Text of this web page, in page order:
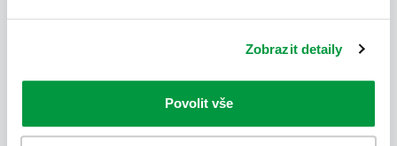
Zobrazit detaily
Povolit vše
E-mail
Telefon